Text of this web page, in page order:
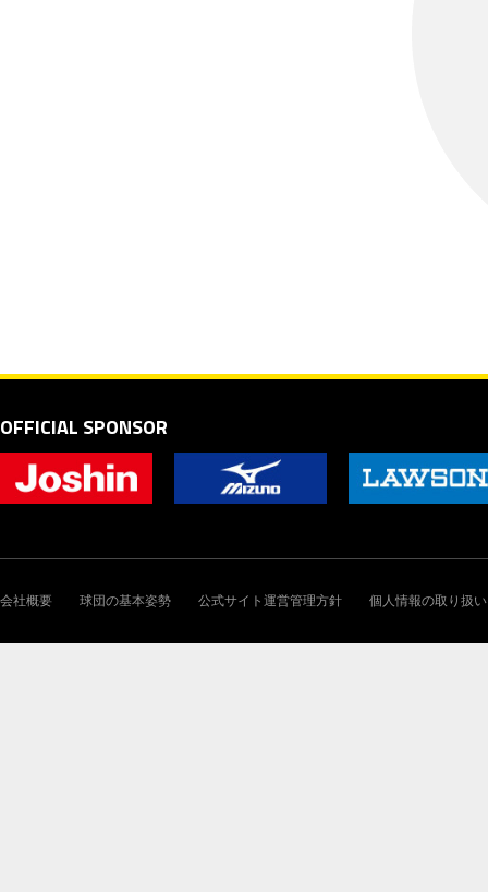
OFFICIAL SPONSOR
会社概要 球団の基本姿勢 公式サイト運営管理方針 個人情報の取り扱い